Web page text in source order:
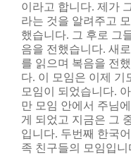
이라고 합니다. 제가
라는 것을 알려주고
했습니다. 그 후로 그
음을 전했습니다. 새
를 읽으며 복음을 전
다. 이 모임은 이제 기
모임이 되었습니다.
만 모임 안에서 주님
게 되었고 지금은 그
입니다. 두번째 한국
족 친구들의 모임입니